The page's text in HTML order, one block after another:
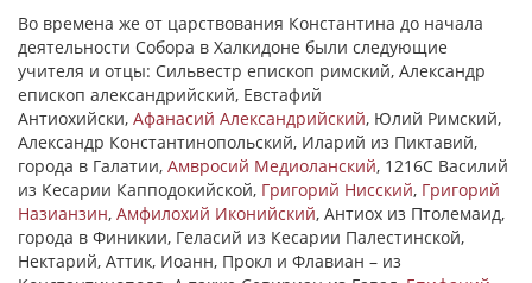
Во времена же от царствования Константина до начала
деятельности Собора в Халкидоне были следующие
учителя и отцы: Сильвестр епископ римский, Александр
епископ александрийский, Евстафий
Антиохийски, Афанасий Александрийский, Юлий Римский,
Александр Константинопольский, Иларий из Пиктавий,
города в Галатии, Амвросий Медиоланский, 1216С Василий
из Кесарии Капподокийской, Григорий Нисский, Григорий
Назианзин, Амфилохий Иконийский, Антиох из Птолемаид,
города в Финикии, Геласий из Кесарии Палестинской,
Нектарий, Аттик, Иоанн, Прокл и Флавиан – из